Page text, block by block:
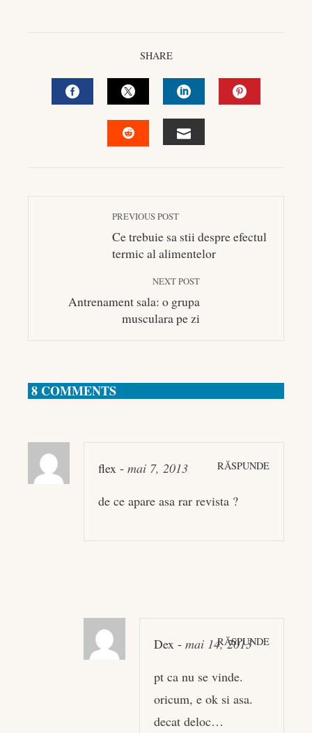
SHARE
FACEBOOKTWITTERLINKEDIN
PREVIOUS POST
Ce trebuie sa stii despre efectul
termic al alimentelor
NEXT POST
Antrenament sala: o grupa
musculara pe zi
8 COMMENTS
flex - mai 7, 2013 RĂSPUNDE
de ce apare asa rar revista ?
Dex - mai 14, 2013
RĂSPUNDE
pt ca nu se vinde.
oricum, e ok si asa.
decat deloc…